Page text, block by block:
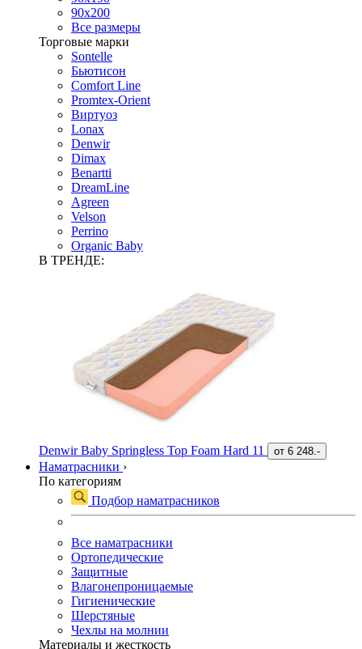
90х200
Все размеры
Торговые марки
Sontelle
Бьютисон
Comfort Line
Promtex-Orient
Виртуоз
Lonax
Denwir
Dimax
Benartti
DreamLine
Agreen
Velson
Perrino
Organic Baby
В ТРЕНДЕ:
Denwir Baby Springless Top Foam Hard 11 от 6 248.-
Наматрасники ›
По категориям
Подбор наматрасников
Все наматрасники
Ортопедические
Защитные
Влагонепроницаемые
Гигиенические
Шерстяные
Чехлы на молнии
Материалы и жесткость